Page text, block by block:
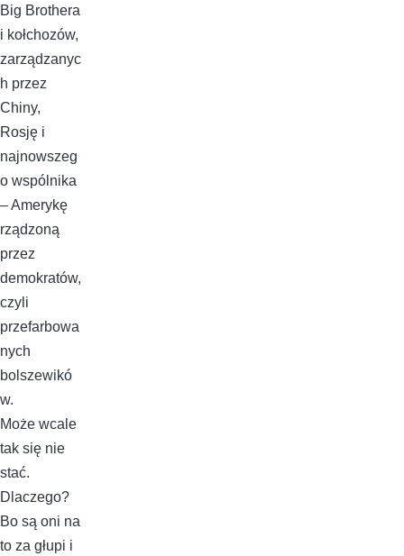
Big Brothera
i kołchozów,
zarządzanyc
h przez
Chiny,
Rosję i
najnowszeg
o wspólnika
– Amerykę
rządzoną
przez
demokratów,
czyli
przefarbowa
nych
bolszewikó
w.
Może wcale
tak się nie
stać.
Dlaczego?
Bo są oni na
to za głupi i